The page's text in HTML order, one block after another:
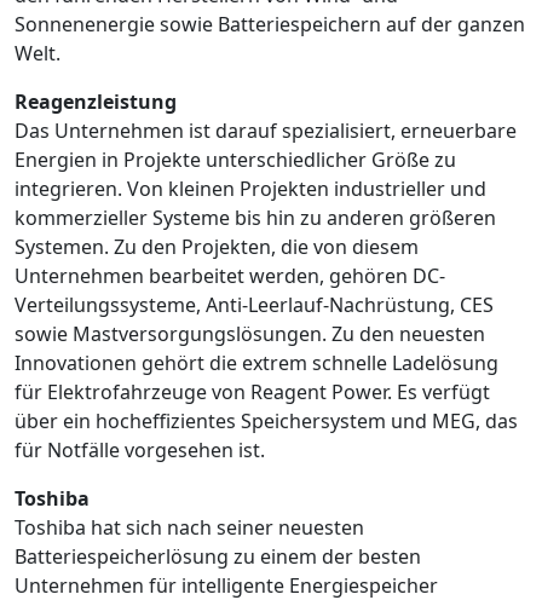
Sonnenenergie sowie Batteriespeichern auf der ganzen
Welt.
Reagenzleistung
Das Unternehmen ist darauf spezialisiert, erneuerbare
Energien in Projekte unterschiedlicher Größe zu
integrieren. Von kleinen Projekten industrieller und
kommerzieller Systeme bis hin zu anderen größeren
Systemen. Zu den Projekten, die von diesem
Unternehmen bearbeitet werden, gehören DC-
Verteilungssysteme, Anti-Leerlauf-Nachrüstung, CES
sowie Mastversorgungslösungen. Zu den neuesten
Innovationen gehört die extrem schnelle Ladelösung
für Elektrofahrzeuge von Reagent Power. Es verfügt
über ein hocheffizientes Speichersystem und MEG, das
für Notfälle vorgesehen ist.
Toshiba
Toshiba hat sich nach seiner neuesten
Batteriespeicherlösung zu einem der besten
Unternehmen für intelligente Energiespeicher